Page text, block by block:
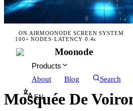
ON AIRMOONODE SCREEN SYSTEM
100+ NODES·LATENCY 0.4s
Moonode
Products
About
Blog Search
EN
Mosquée De